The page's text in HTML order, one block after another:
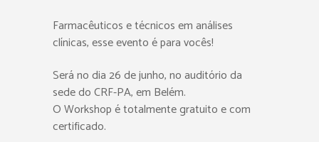
Farmacêuticos e técnicos em análises
clínicas, esse evento é para vocês!
Será no dia 26 de junho, no auditório da
sede do CRF-PA, em Belém.
O Workshop é totalmente gratuito e com
certificado.